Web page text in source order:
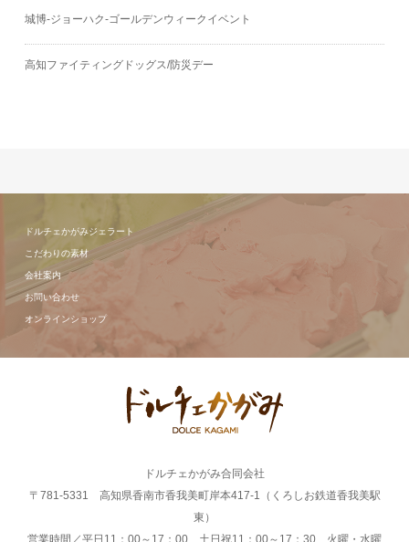
城博‐ジョーハク‐ゴールデンウィークイベント
高知ファイティングドッグス/防災デー
ドルチェかがみジェラート
こだわりの素材
会社案内
お問い合わせ
オンラインショップ
ドルチェかがみ合同会社
〒781-5331 高知県香南市香我美町岸本417-1（くろしお鉄道香我美駅
東）
営業時間／平日11：00～17：00 土日祝11：00～17：30 火曜・水曜